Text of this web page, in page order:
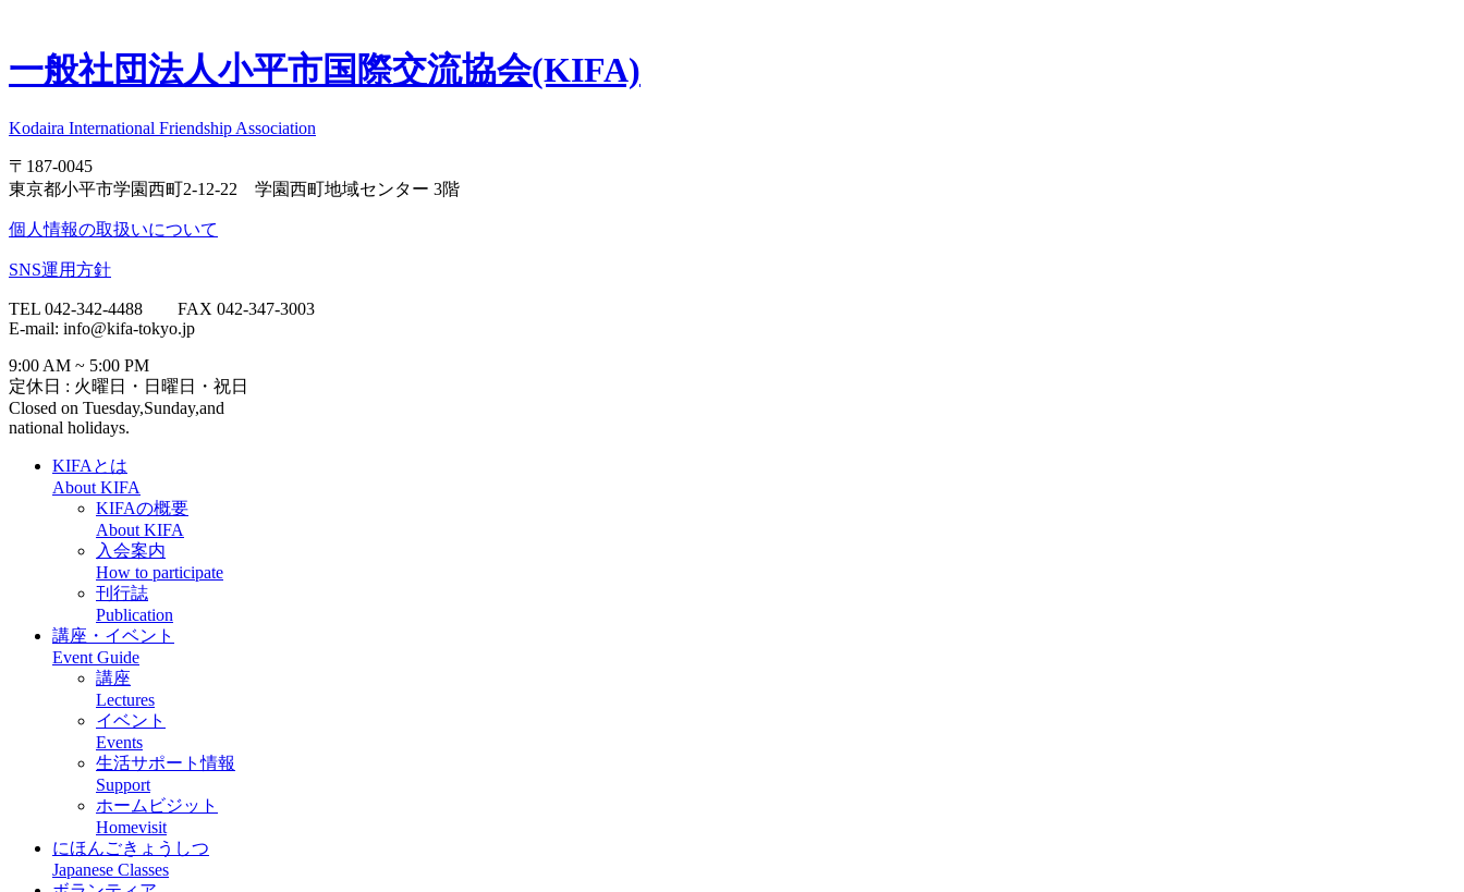
一般社団法人小平市国際交流協会(KIFA)
Kodaira International Friendship Association
〒187-0045
東京都小平市学園西町2-12-22 学園西町地域センター 3階
個人情報の取扱いについて
SNS運用方針
TEL 042-342-4488 FAX 042-347-3003
E-mail: info@kifa-tokyo.jp
9:00 AM ~ 5:00 PM
定休日 : 火曜日・日曜日・祝日
Closed on Tuesday,Sunday,and
national holidays.
KIFAとは
About KIFA
KIFAの概要
About KIFA
入会案内
How to participate
刊行誌
Publication
講座・イベント
Event Guide
講座
Lectures
イベント
Events
生活サポート情報
Support
ホームビジット
Homevisit
にほんごきょうしつ
Japanese Classes